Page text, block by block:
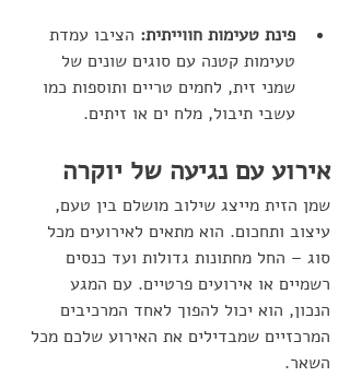
פינת טעימות חווייתית: הציבו עמדת
טעימות קטנה עם סוגים שונים של
שמני זית, לחמים טריים ותוספות כמו
עשבי תיבול, מלח ים או זיתים.
אירוע עם נגיעה של יוקרה
שמן הזית מייצג שילוב מושלם בין טעם,
עיצוב ותחכום. הוא מתאים לאירועים מכל
סוג – החל מחתונות גדולות ועד כנסים
רשמיים או אירועים פרטיים. עם המגע
הנכון, הוא יכול להפוך לאחד המרכיבים
המרכזיים שמבדילים את האירוע שלכם מכל
השאר.